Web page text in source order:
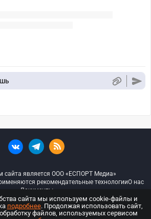
сайта является ООО «ЕСПОРТ Медиа»
рекомендательные технологииО нас
Документы
— Все права защищены
сайта мы используем cookie-файлы и
подробнее. Продолжая использовать сайт,
файлов, используемых сервисом